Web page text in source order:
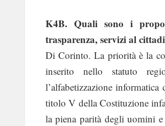
K4B. Quali sono i
trasparenza, servizi al
Di Corinto. La priorità è la
inserito nello statuto
l’alfabetizzazione
titolo V della Costituzione
la piena parità degli uomini